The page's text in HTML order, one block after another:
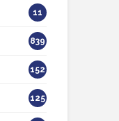
11
839
152
125